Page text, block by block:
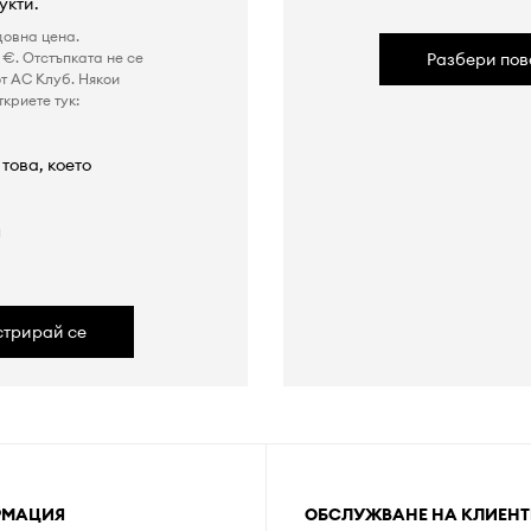
цена.
Отстъпката не се
AC Клуб. Някои
тук:
което
се
Разбери
ОБСЛУЖВАНЕ НА